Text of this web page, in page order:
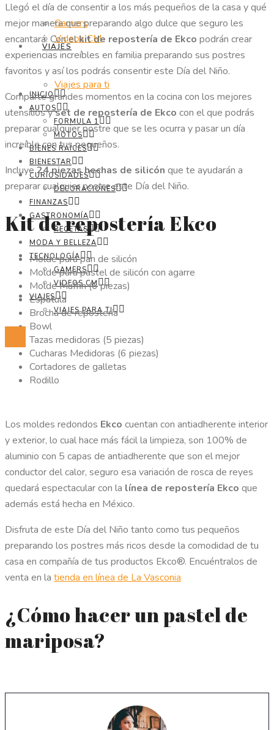
Gamers
Videos CM
VIAJES
Viajes para ti
INICIO
AUTOS
FORMULA 1
MOTOS
BIENES RAÍCES
BIENESTAR
CURIOSIDADES
DECORACIONES
FINANZAS
GASTRONOMÍA
RECETAS
MODA Y BELLEZA
TECNOLOGÍA
GAMERS
VIDEOS CM
VIAJES
VIAJES PARA TI
Llegó el día de consentir a los más pequeños de la casa y qué
mejor manera que preparando algo dulce que seguro les
encantará. Con elkit de repostería de Ekco podrán crear
experiencias increíbles en familia preparando sus postres
favoritos y así los podrás consentir este Día del Niño.
Comparte grandes momentos en la cocina con los mejores
utensilios yset de repostería de Ekco con el que podrás
preparar cualquier postre que se les ocurra y pasar un día
increíble con tus pequeños.
Incluye24 piezas hechas de silicón que te ayudarán a
preparar cualquier postre este Día del Niño.
Kit de repostería Ekco
Molde para pan de silicón
Molde para pastel de silicón con agarre
Molde Muffin (6 piezas)
Espátula
Brocha de repostería
Bowl
Tazas medidoras (5 piezas)
Cucharas Medidoras (6 piezas)
Cortadores de galletas
Rodillo
Los moldes redondos Ekco cuentan con antiadherente interior
y exterior, lo cual hace más fácil la limpieza, son 100% de
aluminio con 5 capas de antiadherente que son el mejor
conductor del calor, seguro esa variación de rosca de reyes
quedará espectacular con la línea de repostería Ekco que
además está hecha en México.
Disfruta de este Día del Niño tanto como tus pequeños
preparando los postres más ricos desde la comodidad de tu
casa en compañía de tus productos Ekco®. Encuéntralos de
venta en la tienda en línea de La Vasconia
¿Cómo hacer un pastel de
mariposa?